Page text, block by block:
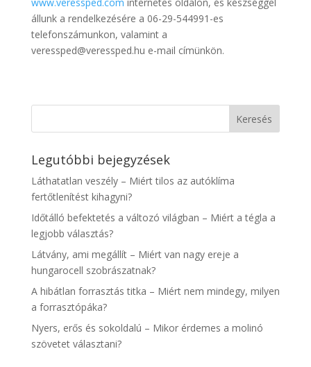
www.veressped.com internetes oldalon, és készséggel
állunk a rendelkezésére a 06-29-544991-es
telefonszámunkon, valamint a
veressped@veressped.hu e-mail címünkön.
Legutóbbi bejegyzések
Láthatatlan veszély – Miért tilos az autóklíma
fertőtlenítést kihagyni?
Időtálló befektetés a változó világban – Miért a tégla a
legjobb választás?
Látvány, ami megállít – Miért van nagy ereje a
hungarocell szobrászatnak?
A hibátlan forrasztás titka – Miért nem mindegy, milyen
a forrasztópáka?
Nyers, erős és sokoldalú – Mikor érdemes a molinó
szövetet választani?